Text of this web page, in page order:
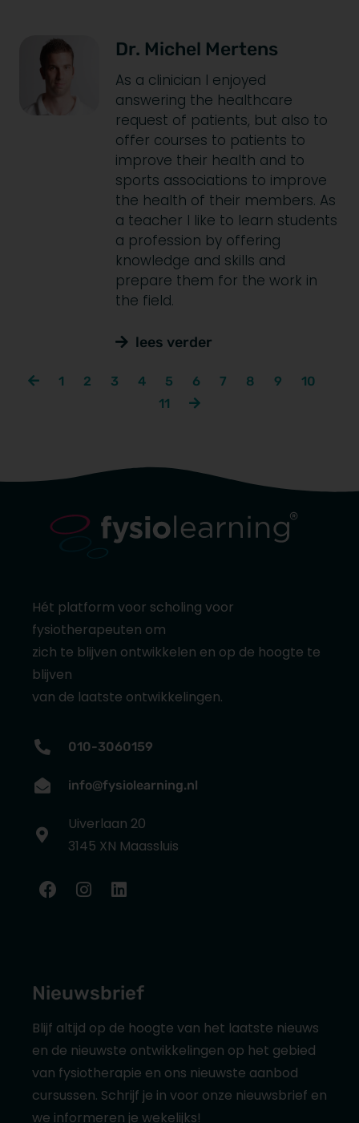
Dr. Michel Mertens
As a clinician I enjoyed
answering the healthcare
request of patients, but also to
offer courses to patients to
improve their health and to
sports associations to improve
the health of their members. As
a teacher I like to learn students
a profession by offering
knowledge and skills and
prepare them for the work in
the field.
lees verder
1 2 3 4 5 6 7 8 9
10
11
Hét platform voor scholing voor
fysiotherapeuten om
zich te blijven ontwikkelen en op de hoogte te
blijven
van de laatste ontwikkelingen.
010-3060159
info@fysiolearning.nl
Uiverlaan 20
3145 XN Maassluis
Nieuwsbrief
Blijf altijd op de hoogte van het laatste nieuws
en de nieuwste ontwikkelingen op het gebied
van fysiotherapie en ons nieuwste aanbod
cursussen. Schrijf je in voor onze nieuwsbrief en
we informeren je wekelijks!